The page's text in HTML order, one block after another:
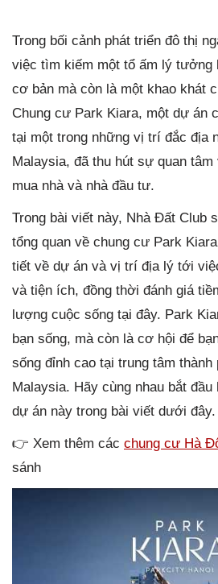
Trong bối cảnh phát triển đô thị
việc tìm kiếm một tổ ấm lý tưởng
cơ bản mà còn là một khao khát
Chung cư Park Kiara, một dự án
tại một trong những vị trí đắc địa
Malaysia, đã thu hút sự quan
mua nhà và nhà đầu tư.
Trong bài viết này, Nhà Đất Club
tổng quan về chung cư Park
tiết về dự án và vị trí địa lý tới
và tiện ích, đồng thời đánh giá
lượng cuộc sống tại đây. Park
bạn sống, mà còn là cơ hội để
sống đỉnh cao tại trung tâm thành
Malaysia. Hãy cùng nhau bắt
dự án này trong bài viết dưới đây.
👉 Xem thêm các chung cư Hà
sánh